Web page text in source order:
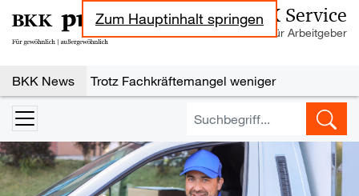
Zum Hauptinhalt springenBKK Service
Informationen für Arbeitgeber
BKK News Nachrichten zu den Themen
Trotz Fachkräftemangel weniger
Steuerbegünstigter Urlaubszuschuss:
Erholungsbeihilfen
Geringe Tarifbindung im Niedriglohnsektor
Jahresarbeitsentgeltgrenzen: Ab 2027 drei